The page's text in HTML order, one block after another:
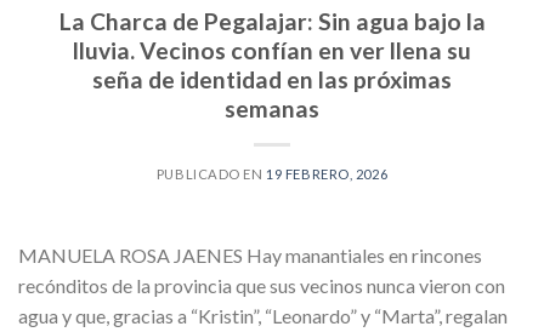
La Charca de Pegalajar: Sin agua bajo la
lluvia. Vecinos confían en ver llena su
seña de identidad en las próximas
semanas
PUBLICADO EN 19 FEBRERO, 2026
MANUELA ROSA JAENES Hay manantiales en rincones
recónditos de la provincia que sus vecinos nunca vieron con
agua y que, gracias a “Kristin”, “Leonardo” y “Marta”, regalan